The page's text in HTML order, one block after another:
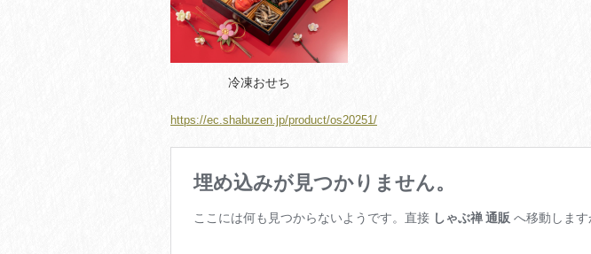
冷凍おせち
https://ec.shabuzen.jp/product/os20251/